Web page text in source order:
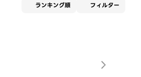
ランキング順 フィルター